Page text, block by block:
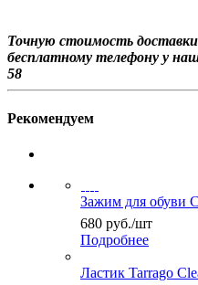
Точную стоимость
бесплатному телефону у
58
Рекомендуем
Зажим для обуви
680 руб./шт
Подробнее
Ластик Tarrago